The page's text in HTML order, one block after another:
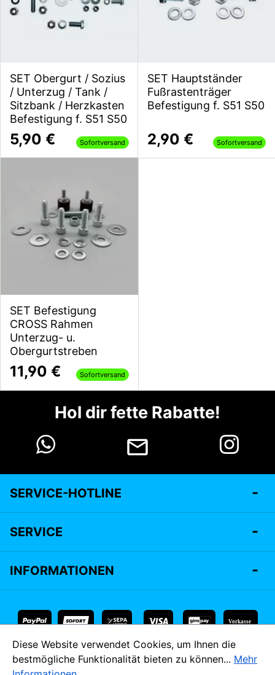
SET Obergurt / Sozius
/ Unterzug / Tank /
Sitzbank / Herzkasten
Befestigung f. S51 S50
5,90 € Sofortversand
SET Hauptständer
Fußrastenträger
Befestigung f. S51 S50
2,90 € Sofortversand
SET Befestigung
CROSS Rahmen
Unterzug- u.
Obergurtstreben
11,90 € Sofortversand
Hol dir fette Rabatte!
SERVICE-HOTLINE
SERVICE
INFORMATIONEN
Vorkasse
* Alle Preise inkl. gesetzl. Mehrwertsteuer zzgl.
Versandkosten
und ggf. Nachnahmegebühren, wenn nicht anders angegeben.
Diese Website verwendet Cookies, um Ihnen die
bestmögliche Funktionalität bieten zu können... Mehr